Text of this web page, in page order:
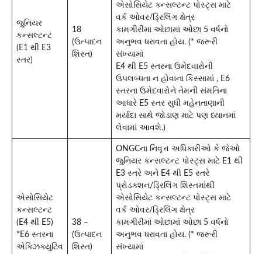
જુનિયર
કન્સલ્ટન્ટ
(E1 થી E3
સ્તર)
18
(ઉત્પાદન
શિસ્ત)
એસોસિયેટ કન્સલ્ટન્ટ પોસ્ટ્સ માટે
વર્ક ઓવર/ડ્રિલિંગ ક્ષેત્ર
કામગીરીમાં ઓછામાં ઓછા 5 વર્ષનો
અનુભવ ધરાવતા હોય. (* જરૂરી
સંખ્યામાં
E4 થી E5 સ્તરના ઉમેદવારોની
ઉપલબ્ધતા ન હોવાના કિસ્સામાં , E6
સ્તરના ઉમેદવારોને તેમની સંમતિના
આધારે E5 સ્તર સુધી મહેનતાણાની
મર્યાદા સાથે જોડાણ માટે પણ ધ્યાનમાં
લેવામાં આવશે.)
એસોસિયેટ
કન્સલ્ટન્ટ
(E4 થી E5)
*E6 સ્તરના
એક્ઝિક્યુટિવ
38 –
(ઉત્પાદન
શિસ્ત)
ONGCના નિવૃત્ત અધિકારીઓ કે જેઓ
જુનિયર કન્સલ્ટન્ટ પોસ્ટ્સ માટે E1 થી
E3 સ્તરે અને E4 થી E5 સ્તરે
પ્રોડક્શન/ડ્રિલિંગ શિસ્તમાંથી
એસોસિયેટ કન્સલ્ટન્ટ પોસ્ટ્સ માટે
વર્ક ઓવર/ડ્રિલિંગ ક્ષેત્ર
કામગીરીમાં ઓછામાં ઓછા 5 વર્ષનો
અનુભવ ધરાવતા હોય. (* જરૂરી
સંખ્યામાં